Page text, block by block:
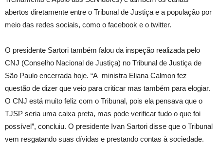
abertos diretamente entre o Tribunal de Justiça e a população por
meio das redes sociais, como o facebook e o twitter.
O presidente Sartori também falou da inspeção realizada pelo
CNJ (Conselho Nacional de Justiça) no Tribunal de Justiça de
São Paulo encerrada hoje. “A ministra Eliana Calmon fez
questão de dizer que veio para criticar mas também para elogiar.
O CNJ está muito feliz com o Tribunal, pois ela pensava que o
TJSP seria uma caixa preta, mas pode verificar tudo o que foi
possível”, concluiu. O presidente Ivan Sartori disse que o Tribunal
vem resgatando suas dívidas e prestando contas à sociedade.